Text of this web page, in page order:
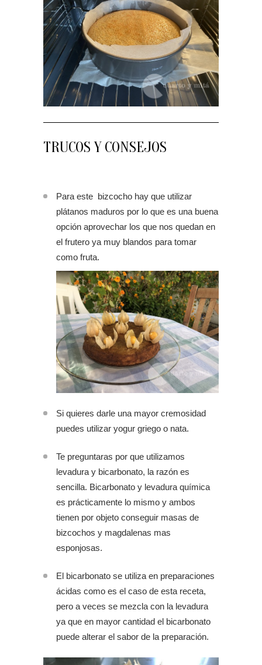
TRUCOS Y CONSEJOS
Para este bizcocho hay que utilizar
plátanos maduros por lo que es una buena
opción aprovechar los que nos quedan en
el frutero ya muy blandos para tomar
como fruta.
Si quieres darle una mayor cremosidad
puedes utilizar yogur griego o nata.
Te preguntaras por que utilizamos
levadura y bicarbonato, la razón es
sencilla. Bicarbonato y levadura química
es prácticamente lo mismo y ambos
tienen por objeto conseguir masas de
bizcochos y magdalenas mas
esponjosas.
El bicarbonato se utiliza en preparaciones
ácidas como es el caso de esta receta,
pero a veces se mezcla con la levadura
ya que en mayor cantidad el bicarbonato
puede alterar el sabor de la preparación.